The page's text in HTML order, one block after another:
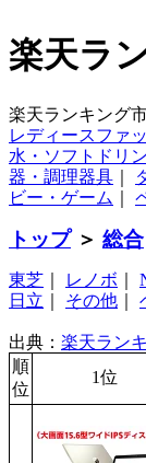
楽天ラ
楽天ランキング
レディースファ
水・ソフトドリ
器・調理器具
ビー・ゲーム
トップ＞ 総合
東芝 レノボ
日立
その他
出典： 楽天ラン
順
位
1位